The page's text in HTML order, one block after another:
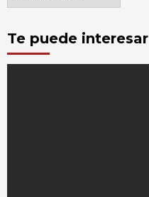
Te puede interesar